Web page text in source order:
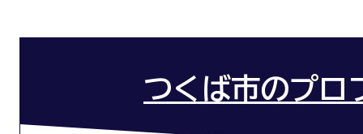
つくば市のプロ